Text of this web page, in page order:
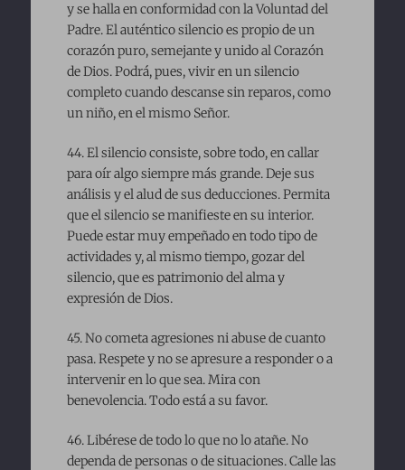
y se halla en conformidad con la Voluntad del
Padre. El auténtico silencio es propio de un
corazón puro, semejante y unido al Corazón
de Dios. Podrá, pues, vivir en un silencio
completo cuando descanse sin reparos, como
un niño, en el mismo Señor.
44. El silencio consiste, sobre todo, en callar
para oír algo siempre más grande. Deje sus
análisis y el alud de sus deducciones. Permita
que el silencio se manifieste en su interior.
Puede estar muy empeñado en todo tipo de
actividades y, al mismo tiempo, gozar del
silencio, que es patrimonio del alma y
expresión de Dios.
45. No cometa agresiones ni abuse de cuanto
pasa. Respete y no se apresure a responder o a
intervenir en lo que sea. Mira con
benevolencia. Todo está a su favor.
46. Libérese de todo lo que no lo atañe. No
dependa de personas o de situaciones. Calle las